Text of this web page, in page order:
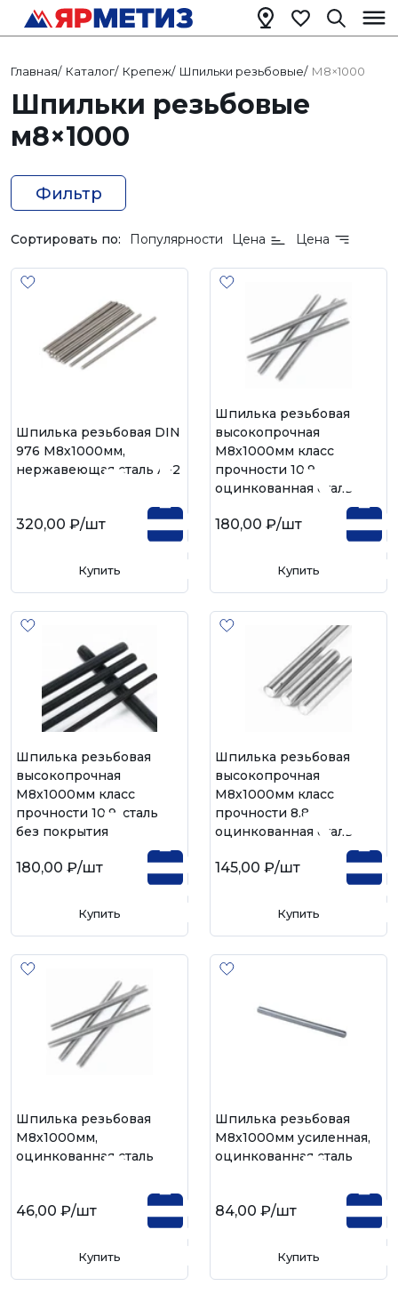
Главная/ Каталог/ Крепеж/ Шпильки резьбовые/ М8×1000
Шпильки резьбовые
м8×1000
Фильтр
Сортировать по: Популярности Цена Цена
Шпилька резьбовая DIN
976 М8х1000мм,
нержавеющая сталь А-2
320,00 ₽/шт
Купить
Шпилька резьбовая
высокопрочная
М8х1000мм класс
прочности 10.9,
оцинкованная сталь
180,00 ₽/шт
Купить
Шпилька резьбовая
высокопрочная
М8х1000мм класс
прочности 10.9, сталь
без покрытия
180,00 ₽/шт
Купить
Шпилька резьбовая
высокопрочная
М8х1000мм класс
прочности 8.8,
оцинкованная сталь
145,00 ₽/шт
Купить
Шпилька резьбовая
М8х1000мм,
оцинкованная сталь
46,00 ₽/шт
Купить
Шпилька резьбовая
М8х1000мм усиленная,
оцинкованная сталь
84,00 ₽/шт
Купить